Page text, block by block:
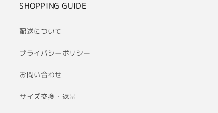
SHOPPING GUIDE
配送について
プライバシーポリシー
お問い合わせ
サイズ交換・返品